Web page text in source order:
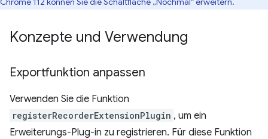
Konzepte und Verwendung
Exportfunktion anpassen
Verwenden Sie die Funktion
registerRecorderExtensionPlugin , um ein
Erweiterungs-Plug-in zu registrieren. Für diese Funktion